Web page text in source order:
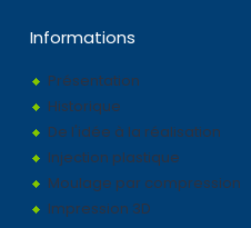
Informations
Présentation
Historique
De l'idée à la réalisation
Injection plastique
Moulage par compression
Impression 3D